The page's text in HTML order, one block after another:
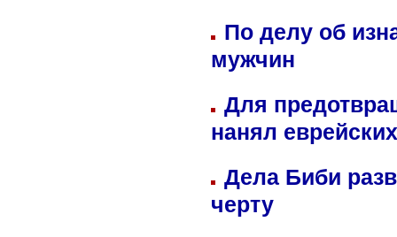
По делу об
мужчин
Для
нанял
Дела Биби
черту